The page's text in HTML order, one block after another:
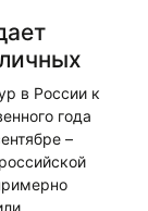
в России к
года
–